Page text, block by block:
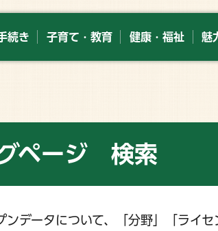
続き 子育て・教育 健康・福祉 魅
ページ 検索
データについて、「分野」「ライ